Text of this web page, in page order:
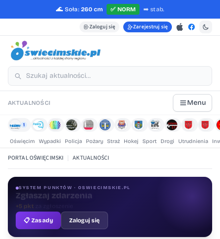
🌊 Soła: 260 cm ✅ NORM ➡️stab.
Zaloguj się Zarejestruj się
AKTUALNOŚCI Menu
1
Oświęcim Wypadki Policja Pożary Straż Hokej Sport Drogi Utrudnienia
PORTAL OŚWIĘCIMSKI | AKTUALNOŚCI
SYSTEM PUNKTÓW · OSWIECIMSKIE.PL
Oceniaj treści
+1 pktza ocenę
📋 Zasady
Zaloguj się